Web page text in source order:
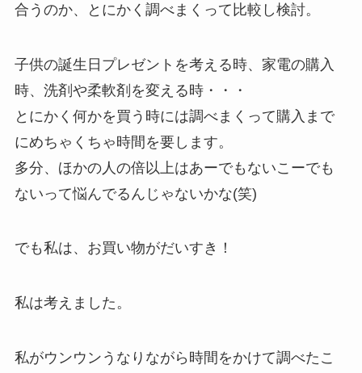
合うのか、とにかく調べまくって比較し検討。
子供の誕生日プレゼントを考える時、家電の購入
時、洗剤や柔軟剤を変える時・・・
とにかく何かを買う時には調べまくって購入まで
にめちゃくちゃ時間を要します。
多分、ほかの人の倍以上はあーでもないこーでも
ないって悩んでるんじゃないかな(笑)
でも私は、お買い物がだいすき！
私は考えました。
私がウンウンうなりながら時間をかけて調べたこ